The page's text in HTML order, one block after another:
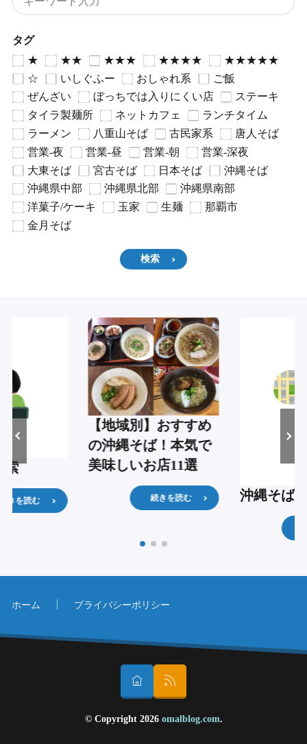
タグ
★ ★★ ★★★ ★★★★
★★★★★
☆
いしぐふー おしゃれ系
ご飯
ぜんざい
ぼっちでは入りにくい店
ステーキ
タイラ製麺所
ネットカフェ
ランチタイム
ラーメン
八重山そば 古民家系
唐人そば
営業-夜
営業-昼 営業-朝
営業-深夜
大東そば
宮古そば 日本そば
沖縄そば
沖縄県中部
沖縄県北部
沖縄県南部
洋菓子/ケーキ
玉家 生麺
那覇市
金月そば
検索
索
きを読む
【地域別】おすすめ
の沖縄そば！本気で
美味しいお店11選
続きを読む 沖縄そば
ホーム プライバシーポリシー
© Copyright 2026 omalblog.com.